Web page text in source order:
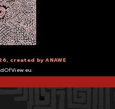
created byANAWE